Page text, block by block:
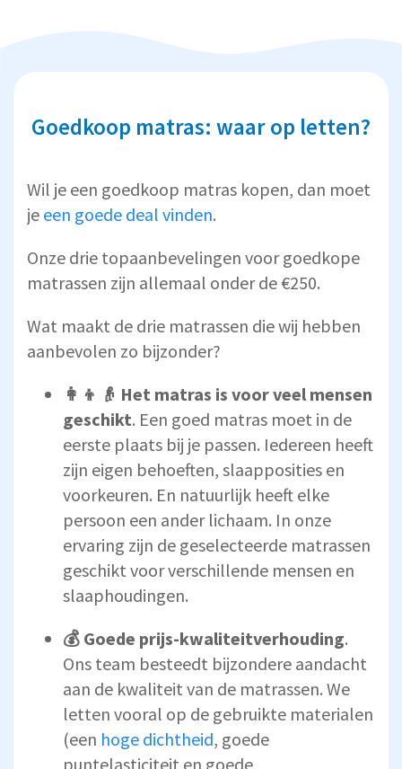
Goedkoop matras: waar op letten?
Wil je een goedkoop matras kopen, dan moet
je een goede deal vinden.
Onze drie topaanbevelingen voor goedkope
matrassen zijn allemaal onder de €250.
Wat maakt de drie matrassen die wij hebben
aanbevolen zo bijzonder?
👩👦👴 Het matras is voor veel mensen
geschikt. Een goed matras moet in de
eerste plaats bij je passen. Iedereen heeft
zijn eigen behoeften, slaapposities en
voorkeuren. En natuurlijk heeft elke
persoon een ander lichaam. In onze
ervaring zijn de geselecteerde matrassen
geschikt voor verschillende mensen en
slaaphoudingen.
💰 Goede prijs-kwaliteitverhouding.
Ons team besteedt bijzondere aandacht
aan de kwaliteit van de matrassen. We
letten vooral op de gebruikte materialen
(een hoge dichtheid, goede
puntelasticiteit en goede